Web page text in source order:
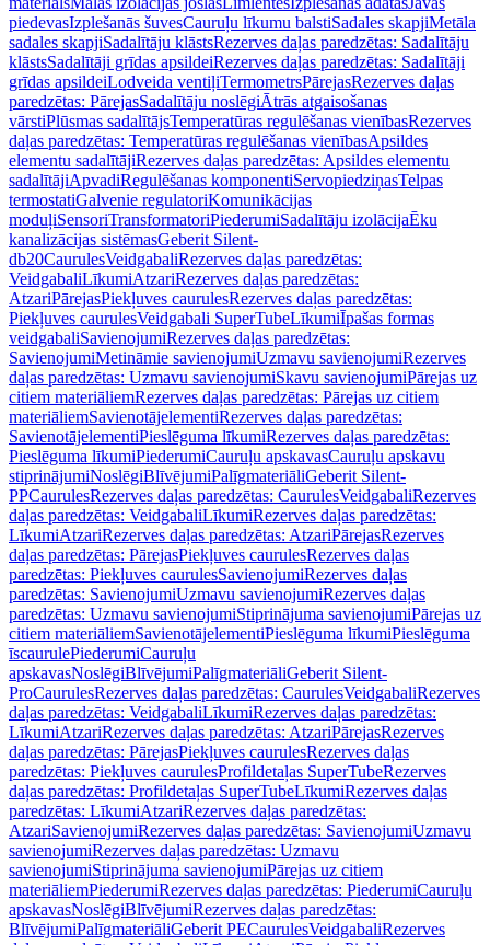
piedevasIzplešanās šuvesCauruļu līkumu balstiSadales skapjiMetāla
sadales skapjiSadalītāju klāstsRezerves daļas paredzētas: Sadalītāju
klāstsSadalītāji grīdas apsildeiRezerves daļas paredzētas: Sadalītāji
grīdas apsildeiLodveida ventiļiTermometrsPārejasRezerves daļas
paredzētas: PārejasSadalītāju noslēgiĀtrās atgaisošanas
vārstiPlūsmas sadalītājsTemperatūras regulēšanas vienībasRezerves
daļas paredzētas: Temperatūras regulēšanas vienībasApsildes
elementu sadalītājiRezerves daļas paredzētas: Apsildes elementu
sadalītājiApvadiRegulēšanas komponentiServopiedziņasTelpas
termostatiGalvenie regulatoriKomunikācijas
moduļiSensoriTransformatoriPiederumiSadalītāju izolācijaĒku
kanalizācijas sistēmasGeberit Silent-
db20CaurulesVeidgabaliRezerves daļas paredzētas:
VeidgabaliLīkumiAtzariRezerves daļas paredzētas:
AtzariPārejasPiekļuves caurulesRezerves daļas paredzētas:
Piekļuves caurulesVeidgabali SuperTubeLīkumiĪpašas formas
veidgabaliSavienojumiRezerves daļas paredzētas:
SavienojumiMetināmie savienojumiUzmavu savienojumiRezerves
daļas paredzētas: Uzmavu savienojumiSkavu savienojumiPārejas uz
citiem materiāliemRezerves daļas paredzētas: Pārejas uz citiem
materiāliemSavienotājelementiRezerves daļas paredzētas:
SavienotājelementiPieslēguma līkumiRezerves daļas paredzētas:
Pieslēguma līkumiPiederumiCauruļu apskavasCauruļu apskavu
stiprinājumiNoslēgiBlīvējumiPalīgmateriāliGeberit Silent-
PPCaurulesRezerves daļas paredzētas: CaurulesVeidgabaliRezerves
daļas paredzētas: VeidgabaliLīkumiRezerves daļas paredzētas:
LīkumiAtzariRezerves daļas paredzētas: AtzariPārejasRezerves
daļas paredzētas: PārejasPiekļuves caurulesRezerves daļas
paredzētas: Piekļuves caurulesSavienojumiRezerves daļas
paredzētas: SavienojumiUzmavu savienojumiRezerves daļas
paredzētas: Uzmavu savienojumiStiprinājuma savienojumiPārejas uz
citiem materiāliemSavienotājelementiPieslēguma līkumiPieslēguma
īscaurulePiederumiCauruļu
apskavasNoslēgiBlīvējumiPalīgmateriāliGeberit Silent-
ProCaurulesRezerves daļas paredzētas: CaurulesVeidgabaliRezerves
daļas paredzētas: VeidgabaliLīkumiRezerves daļas paredzētas:
LīkumiAtzariRezerves daļas paredzētas: AtzariPārejasRezerves
daļas paredzētas: PārejasPiekļuves caurulesRezerves daļas
paredzētas: Piekļuves caurulesProfildetaļas SuperTubeRezerves
daļas paredzētas: Profildetaļas SuperTubeLīkumiRezerves daļas
paredzētas: LīkumiAtzariRezerves daļas paredzētas:
AtzariSavienojumiRezerves daļas paredzētas: SavienojumiUzmavu
savienojumiRezerves daļas paredzētas: Uzmavu
savienojumiStiprinājuma savienojumiPārejas uz citiem
materiāliemPiederumiRezerves daļas paredzētas: PiederumiCauruļu
apskavasNoslēgiBlīvējumiRezerves daļas paredzētas:
BlīvējumiPalīgmateriāliGeberit PECaurulesVeidgabaliRezerves